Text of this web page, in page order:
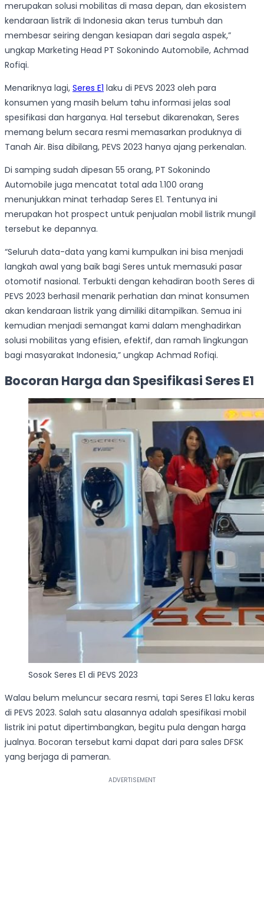
merupakan solusi mobilitas di masa depan, dan ekosistem
kendaraan listrik di Indonesia akan terus tumbuh dan
membesar seiring dengan kesiapan dari segala aspek,”
ungkap Marketing Head PT Sokonindo Automobile, Achmad
Rofiqi.
Menariknya lagi, Seres E1 laku di PEVS 2023 oleh para
konsumen yang masih belum tahu informasi jelas soal
spesifikasi dan harganya. Hal tersebut dikarenakan, Seres
memang belum secara resmi memasarkan produknya di
Tanah Air. Bisa dibilang, PEVS 2023 hanya ajang perkenalan.
Di samping sudah dipesan 55 orang, PT Sokonindo
Automobile juga mencatat total ada 1.100 orang
menunjukkan minat terhadap Seres E1. Tentunya ini
merupakan hot prospect untuk penjualan mobil listrik mungil
tersebut ke depannya.
“Seluruh data-data yang kami kumpulkan ini bisa menjadi
langkah awal yang baik bagi Seres untuk memasuki pasar
otomotif nasional. Terbukti dengan kehadiran booth Seres di
PEVS 2023 berhasil menarik perhatian dan minat konsumen
akan kendaraan listrik yang dimiliki ditampilkan. Semua ini
kemudian menjadi semangat kami dalam menghadirkan
solusi mobilitas yang efisien, efektif, dan ramah lingkungan
bagi masyarakat Indonesia,” ungkap Achmad Rofiqi.
Bocoran Harga dan Spesifikasi Seres E1
Sosok Seres E1 di PEVS 2023
Walau belum meluncur secara resmi, tapi Seres E1 laku keras
di PEVS 2023. Salah satu alasannya adalah spesifikasi mobil
listrik ini patut dipertimbangkan, begitu pula dengan harga
jualnya. Bocoran tersebut kami dapat dari para sales DFSK
yang berjaga di pameran.